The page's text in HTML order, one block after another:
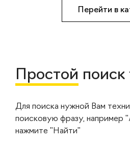
Перейти в
Простой поиск
Для поиска нужной Вам
поисковую фразу, например
нажмите "Найти"